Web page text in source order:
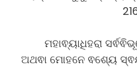
ମହାଵ୍ୟାଧିହରା
ଅଥଵା ମୋହନେ ଵଶ୍ୟେ